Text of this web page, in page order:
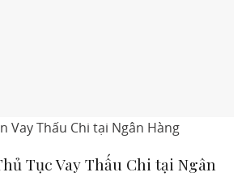
Vay Thấu Chi tại Ngân Hàng
Tục Vay Thấu Chi tại Ngân